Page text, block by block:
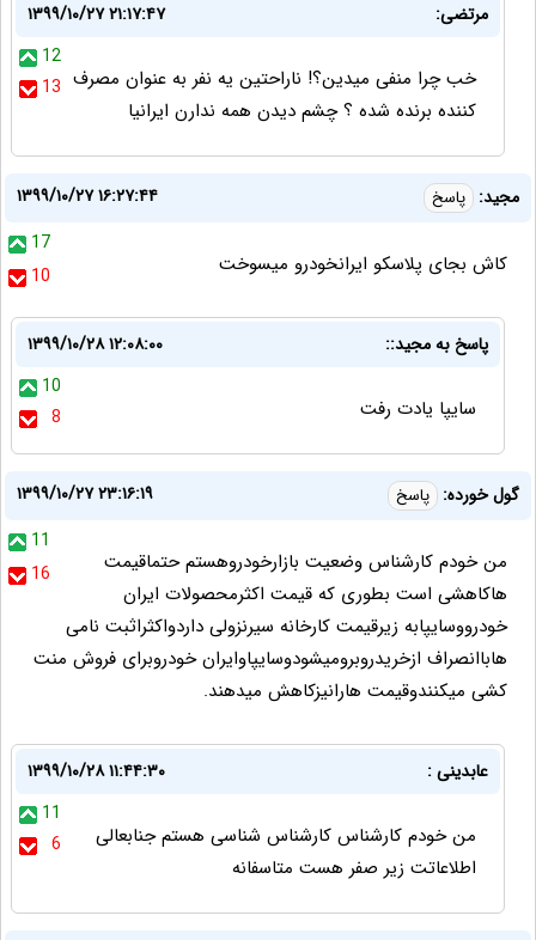
مرتضی:
۱۳۹۹/۱۰/۲۷ ۲۱:۱۷:۴۷
12
13 خب چرا منفی میدین؟! ناراحتین یه نفر به عنوان مصرف
کننده برنده شده ؟ چشم دیدن همه ندارن ایرانیا
مجید: پاسخ
۱۳۹۹/۱۰/۲۷ ۱۶:۲۷:۴۴
17
10
کاش بجای پلاسکو ایرانخودرو میسوخت
پاسخ به مجید::
۱۳۹۹/۱۰/۲۸ ۱۲:۰۸:۰۰
10
8
سایپا یادت رفت
گول خورده: پاسخ
۱۳۹۹/۱۰/۲۷ ۲۳:۱۶:۱۹
11
16
من خودم کارشناس وضعیت بازارخودروهستم حتماقیمت
هاکاهشی است بطوری که قیمت اکثرمحصولات ایران
خودرووسایپابه زیرقیمت کارخانه سیرنزولی داردواکثراثبت نامی
هاباانصراف ازخریدروبرومیشودوسایپاوایران خودروبرای فروش منت
کشی میکنندوقیمت هارانیزکاهش میدهند.
عابدینی :
۱۳۹۹/۱۰/۲۸ ۱۱:۴۴:۳۰
11
6
من خودم کارشناس کارشناس شناسی هستم جنابعالی
اطلاعاتت زیر صفر هست متاسفانه